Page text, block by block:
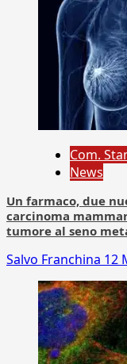
Com.
News
Un farmaco, due
carcinoma
tumore al seno
Salvo Franchina 12